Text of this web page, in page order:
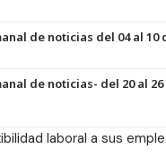
de noticias del 04 al 10
de noticias- del 20 al
laboral a sus